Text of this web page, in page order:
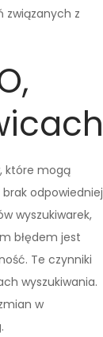
związanych z
które mogą
odpowiedniej
wyszukiwarek,
błędem jest
Te czynniki
wyszukiwania.
w